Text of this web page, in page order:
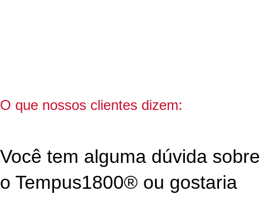
O que nossos clientes dizem:
Você tem alguma dúvida sobre
o Tempus1800® ou gostaria